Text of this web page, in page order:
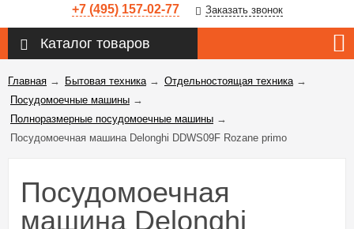
+7 (495) 157-02-77 Заказать звонок
Каталог товаров
Главная → Бытовая техника→ Отдельностоящая техника→
Посудомоечные машины →
Полноразмерные посудомоечные машины →
Посудомоечная машина Delonghi DDWS09F Rozane primo
Посудомоечная
машина Delonghi